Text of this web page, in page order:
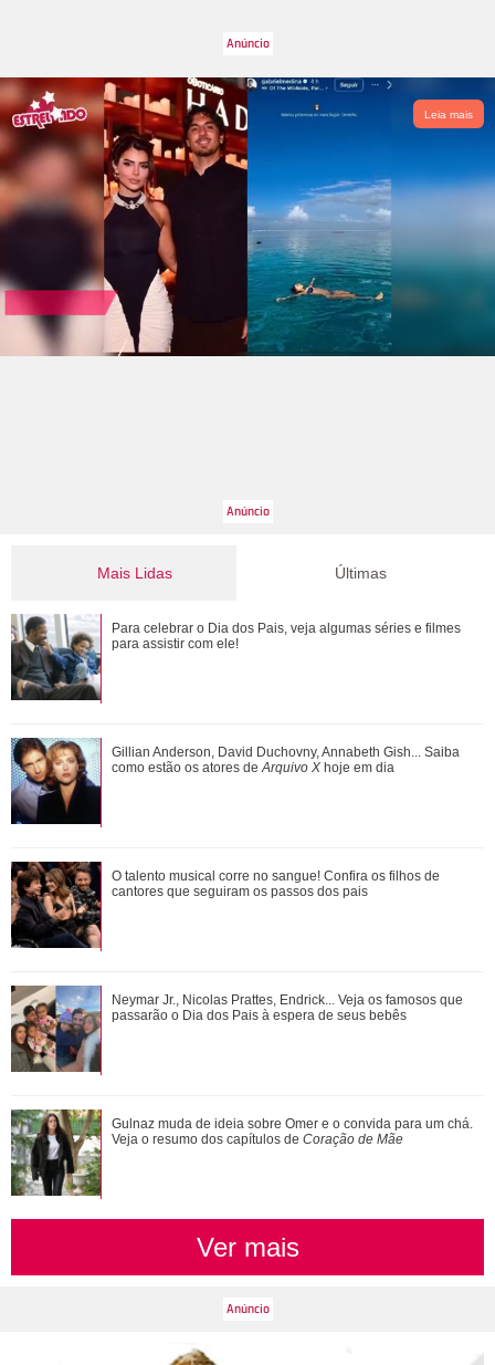
Leia mais
Mais Lidas
Gulnaz muda de ideia sobre Omer e o convida para um chá.
Veja o resumo dos capítulos de Cor...
Adriana manda Iuri procurar o anel de Arthur. Veja o resumo
dos capítulos de Quem Ama Cuida
O talento musical corre no sangue! Confira os filhos de
cantores que seguiram os passos dos p...
João Raul diz para Agrado que não está conseguindo
conviver com seu sucesso. Veja os resum...
Últimas
Para celebrar o Dia dos Pais, veja algumas séries e filmes
para assistir com ele!
Gillian Anderson, David Duchovny, Annabeth Gish... Saiba
como estão os atores deArquivo X hoje em dia
O talento musical corre no sangue! Confira os filhos de
cantores que seguiram os passos dos pais
Neymar Jr., Nicolas Prattes, Endrick... Veja os famosos que
passarão o Dia dos Pais à espera de seus bebês
Gulnaz muda de ideia sobre Omer e o convida para um chá.
Veja o resumo dos capítulos de Coração de Mãe
Ver mais